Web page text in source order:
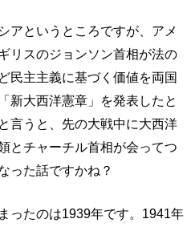
アというところですが、アメ
リスのジョンソン首相が法の
民主主義に基づく価値を両国
新大西洋憲章」を発表したと
言うと、先の大戦中に大西洋
とチャーチル首相が会ってつ
った話ですかね？
ったのは1939年です。1941年